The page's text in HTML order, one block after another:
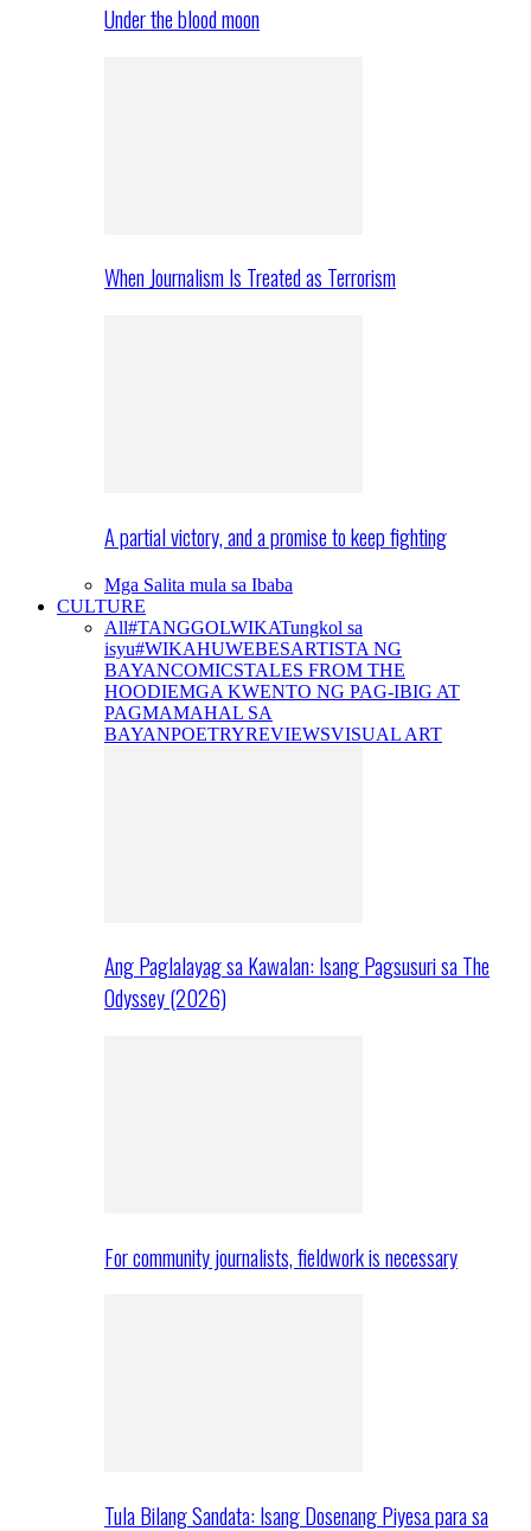
Under the blood moon
When Journalism Is Treated as Terrorism
A partial victory, and a promise to keep fighting
Mga Salita mula sa Ibaba
CULTURE
All#TANGGOLWIKATungkol sa
isyu#WIKAHUWEBESARTISTA NG
BAYANCOMICSTALES FROM THE
HOODIEMGA KWENTO NG PAG-IBIG AT
PAGMAMAHAL SA
BAYANPOETRYREVIEWSVISUAL ART
Ang Paglalayag sa Kawalan: Isang Pagsusuri sa The
Odyssey (2026)
For community journalists, fieldwork is necessary
Tula Bilang Sandata: Isang Dosenang Piyesa para sa